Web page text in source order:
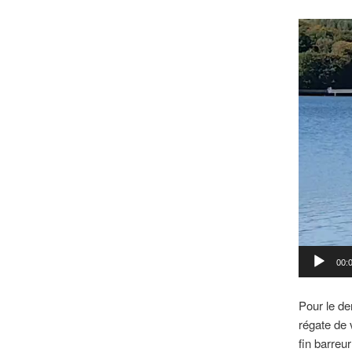
Video
Player
Pour le
régate de
fin